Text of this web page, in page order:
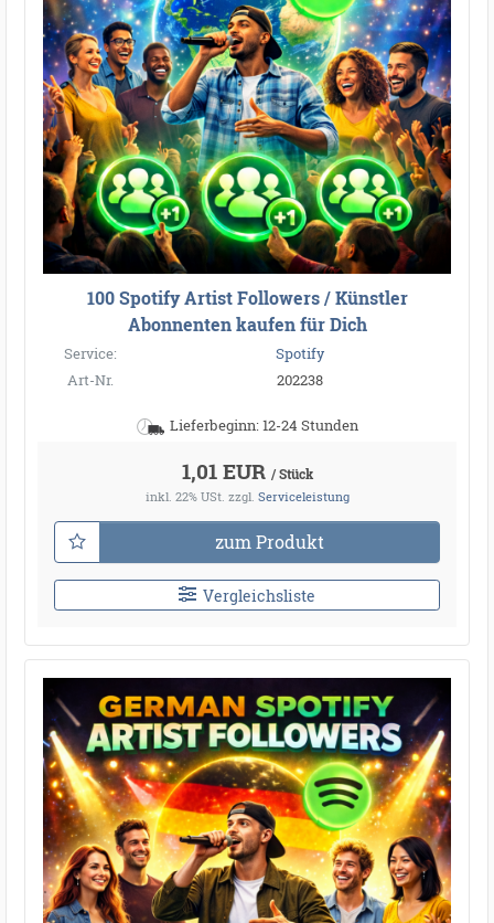
100 Spotify Artist Followers / Künstler
Abonnenten kaufen für Dich
Service:
Spotify
Art-Nr.
202238
Lieferbeginn: 12-24 Stunden
1,01 EUR / Stück
inkl. 22% USt. zzgl. Serviceleistung
zum Produkt
Vergleichsliste